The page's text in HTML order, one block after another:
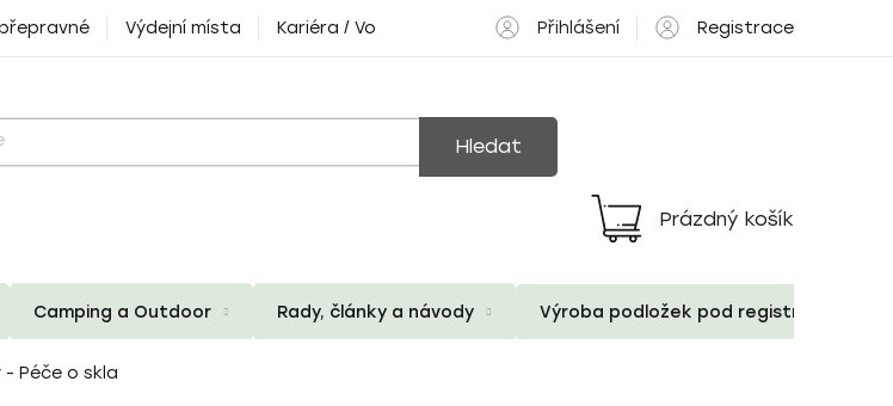
Výdejní místa Kariéra / Volné pozice Přihlášení Registrace
Hledat
Nákupní
košík
Prázdný košík
Camping a Outdoor Rady, články a návody Výroba podložek pod registrační
- Péče o skla